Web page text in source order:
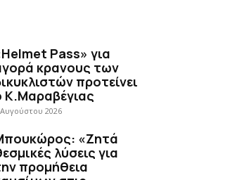
Pass» για
κρανους των
προτείνει
Κ.Μαραβέγιας
2026
«Ζητά
λύσεις για
προμήθεια